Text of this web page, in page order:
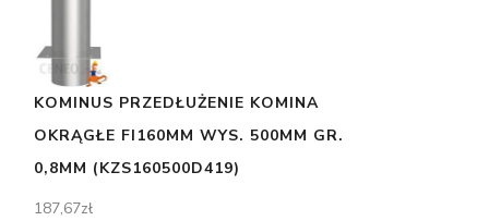
KOMINUS PRZEDŁUŻENIE KOMINA
OKRĄGŁE FI160MM WYS. 500MM GR.
0,8MM (KZS160500D419)
187,67zł